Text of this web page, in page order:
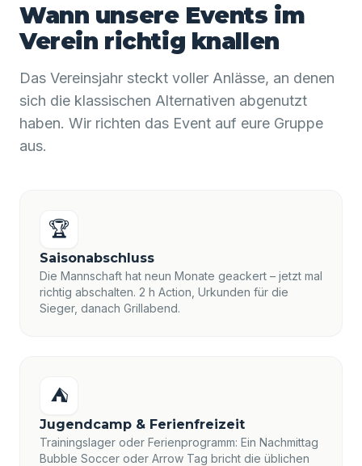
Wann unsere Events im
Verein richtig knallen
Das Vereinsjahr steckt voller Anlässe, an denen
sich die klassischen Alternativen abgenutzt
haben. Wir richten das Event auf eure Gruppe
aus.
🏆
Saisonabschluss
Die Mannschaft hat neun Monate geackert – jetzt mal
richtig abschalten. 2 h Action, Urkunden für die
Sieger, danach Grillabend.
⛺
Jugendcamp & Ferienfreizeit
Trainingslager oder Ferienprogramm: Ein Nachmittag
Bubble Soccer oder Arrow Tag bricht die üblichen